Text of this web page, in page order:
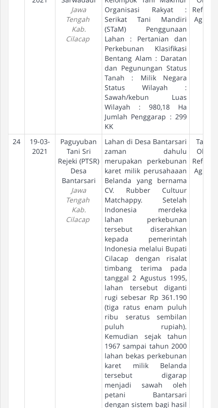
Jawa
Tengah
Kab.
Cilacap
Organisasi Rakyat :
Serikat Tani Mandiri
(STaM) Penggunaan
Lahan : Pertanian dan
Perkebunan Klasifikasi
Bentang Alam : Daratan
dan Pegunungan Status
Tanah : Milik Negara
Status Wilayah :
Sawah/kebun Luas
Wilayah : 980,18 Ha
Jumlah Penggarap : 299
KK
Agraria
24
19-03-
2021
Paguyuban
Tani Sri
Rejeki (PTSR)
Desa
Bantarsari
Jawa
Tengah
Kab.
Cilacap
Lahan di Desa Bantarsari
zaman dahulu
merupakan perkebunan
karet milik perusahaaan
Belanda yang bernama
CV. Rubber Cultuur
Matchappy. Setelah
Indonesia merdeka
lahan perkebunan
tersebut diserahkan
kepada pemerintah
Indonesia melalui Bupati
Cilacap dengan risalat
timbang terima pada
tanggal 2 Agustus 1995,
lahan tersebut diganti
rugi sebesar Rp 361.190
(tiga ratus enam puluh
ribu seratus sembilan
puluh rupiah).
Kemudian sejak tahun
1967 sampai tahun 2000
lahan bekas perkebunan
karet milik Belanda
tersebut digarap
menjadi sawah oleh
petani Bantarsari
dengan sistem bagi hasil
Tanah
Objek
Agraria